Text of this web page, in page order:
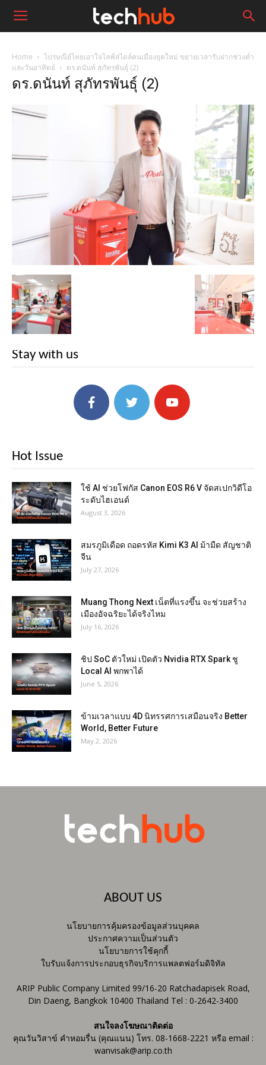
Home
ไปรษณีย์ไทยเอาใจไลฟ์สไตล์คนเมืองยุคใหม่ ขยายเวลารับฝากช่วงค่ำ
และวันอาทิตย์
ดร.ดนันท์ สุภัทรพันธุ์ (2)
ดร.ดนันท์ สุภัทรพันธุ์ (2)
Stay with us
Hot Issue
ใช้ AI ช่วยโฟกัส Canon EOS R6 V จัดสเปกวิดีโอ
ระดับไฮเอนด์
August 3, 2026
สมรภูมิเดือด ถอดรหัส Kimi K3 AI ม้ามืด สัญชาติ
จีน
July 27, 2026
Muang Thong Next เน็ตที่แรงขึ้น จะช่วยสร้าง
เมืองอัจฉริยะได้จริงไหม
July 16, 2026
ชิป SoC ตัวใหม่ เปิดตัว Nvidia RTX Spark ชู
Local AI พกพาได้
June 5, 2026
ข้ามเวลาแบบ 4D นิทรรศการเสมือนจริง Better
World, Better Future
May 2, 2026
ABOUT US
นโยบายการคุ้มครองข้อมูลส่วนบุคคล
ประกาศความเป็นส่วนตัว
นโยบายการใช้คุกกี้
ใบรับแจ้งการประกอบธุรกิจบริการแพลตฟอร์มดิจิทัล
ARIP Public Company Limited 99/16-20 Ratchadapisek Road,
Din Daeng, Bangkok 10400 Thailand Tel : 0-2642-3400
สนใจลงโฆษณาติดต่อ
คุณวันวิสาข์ คำหอมรื่น (คุณแนน) โทร. 08-1668-2221 หรือ email :
wanvisak@arip.co.th